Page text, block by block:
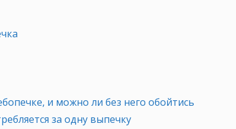
и можно ли без него обойтись
за одну выпечку